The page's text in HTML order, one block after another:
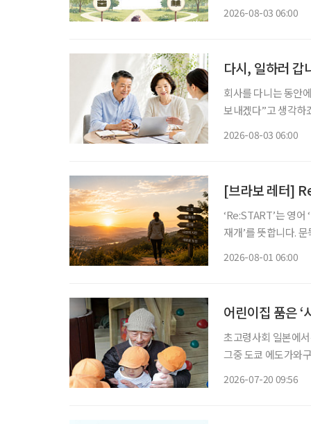
2026-08-03 06:00
다시, 일하러 갑
회사를 다니는 동안
보내겠다”고 생각하죠
2026-08-03 06:00
[브라보 레터]
‘Re:START’는 영
재개’를 뜻합니다.
2026-08-01 06:00
어린이집 품은 ‘
초고령사회 일본에
그중 도쿄 에도가와
2026-07-20 09:56